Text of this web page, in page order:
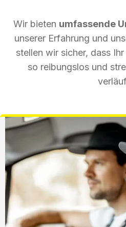
Wir bieten umfassende
unserer Erfahrung und
stellen wir sicher, dass
so reibungslos und